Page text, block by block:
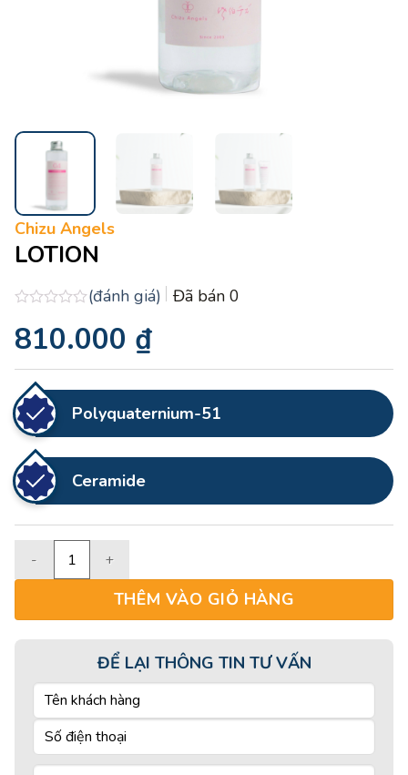
Chizu Angels
LOTION
xếp
hạng
sao
(đánh giá) Đã bán 0
810.000 ₫
Polyquaternium-51
Ceramide
THÊM VÀO GIỎ HÀNG
ĐỂ LẠI THÔNG TIN TƯ VẤN